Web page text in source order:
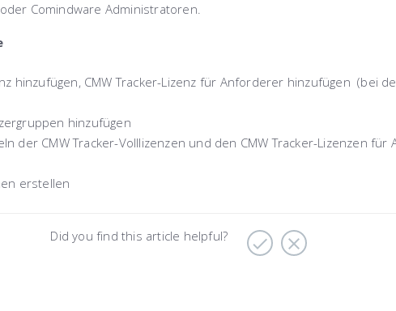
Comindware Administratoren.
hinzufügen, CMW Tracker-Lizenz für Anforderer hinzufügen (bei
hinzufügen
der CMW Tracker-Volllizenzen und den CMW Tracker-Lizenzen für
erstellen
Did you find this article helpful?